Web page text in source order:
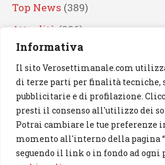
Informativa
Il sito Verosettimanale.com
di terze parti per finalità tecniche,
pubblicitarie e di profilazione.
presti il consenso all'utilizzo dei
Potrai cambiare le tue preferenze
momento all'interno della pagina
seguendo il link o in fondo ad ogni
Top News (389)
Attualità (336)
Eventi(330)
Artisti (241)
News(239)
Cerca